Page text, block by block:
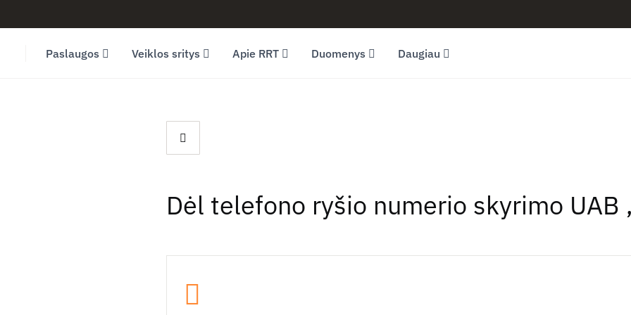
Paslaugos Veiklos sritys Apie RRT Duomenys Daugiau
Dėl telefono ryšio numerio skyrimo UAB